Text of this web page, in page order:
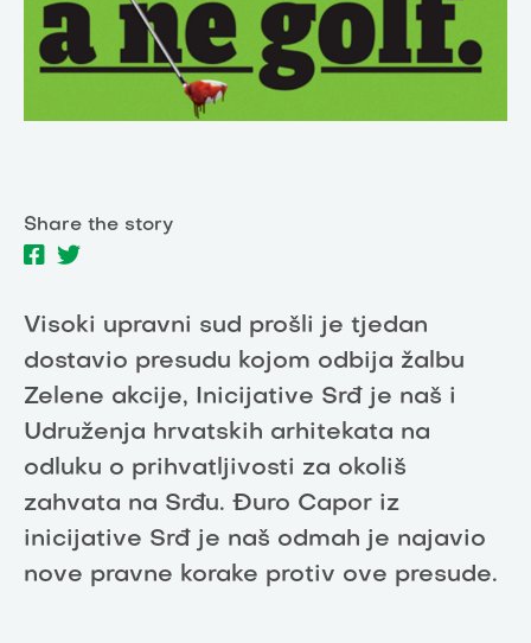
Share the story
Visoki upravni sud prošli je tjedan
dostavio presudu kojom odbija žalbu
Zelene akcije, Inicijative Srđ je naš i
Udruženja hrvatskih arhitekata na
odluku o prihvatljivosti za okoliš
zahvata na Srđu. Đuro Capor iz
inicijative Srđ je naš odmah je najavio
nove pravne korake protiv ove presude.